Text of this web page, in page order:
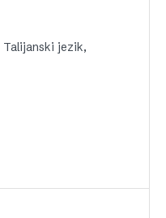
Talijanski jezik,